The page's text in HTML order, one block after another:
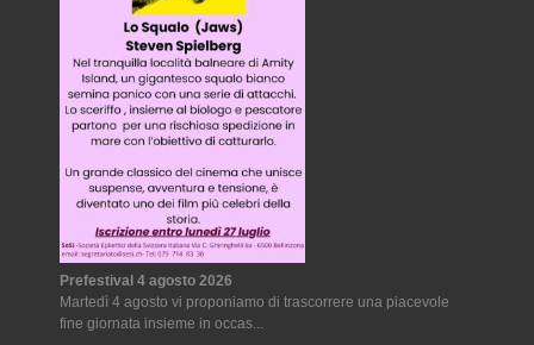
Prefestival 4 agosto 2026
Martedì 4 agosto vi proponiamo di trascorrere una piacevole
fine giornata insieme in occas...